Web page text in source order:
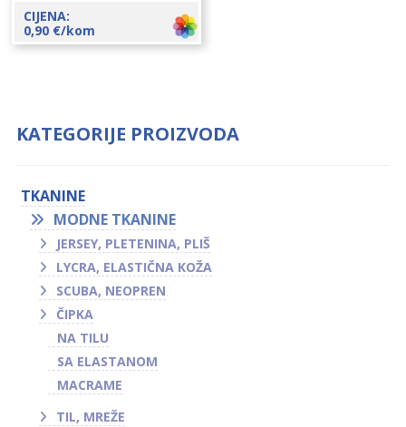
CIJENA:
0,90 €/kom
KATEGORIJE PROIZVODA
TKANINE
MODNE TKANINE
JERSEY, PLETENINA, PLIŠ
LYCRA, ELASTIČNA KOŽA
SCUBA, NEOPREN
ČIPKA
NA TILU
SA ELASTANOM
MACRAME
TIL, MREŽE